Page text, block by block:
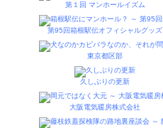
第１回 マンホールイズム
第95回箱根駅伝オフィシャルグッズ
東京都区部
久しぶりの更新
大阪電気暖房株式会社